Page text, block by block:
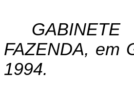
FAZENDA, em
1994.